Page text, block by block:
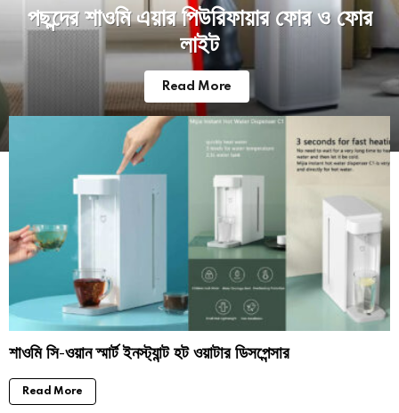
পছন্দের শাওমি এয়ার পিউরিফায়ার ফোর ও ফোর
লাইট
Read More
শাওমি সি-ওয়ান স্মার্ট ইনস্ট্যান্ট হট ওয়াটার ডিসপেন্সার
Read More